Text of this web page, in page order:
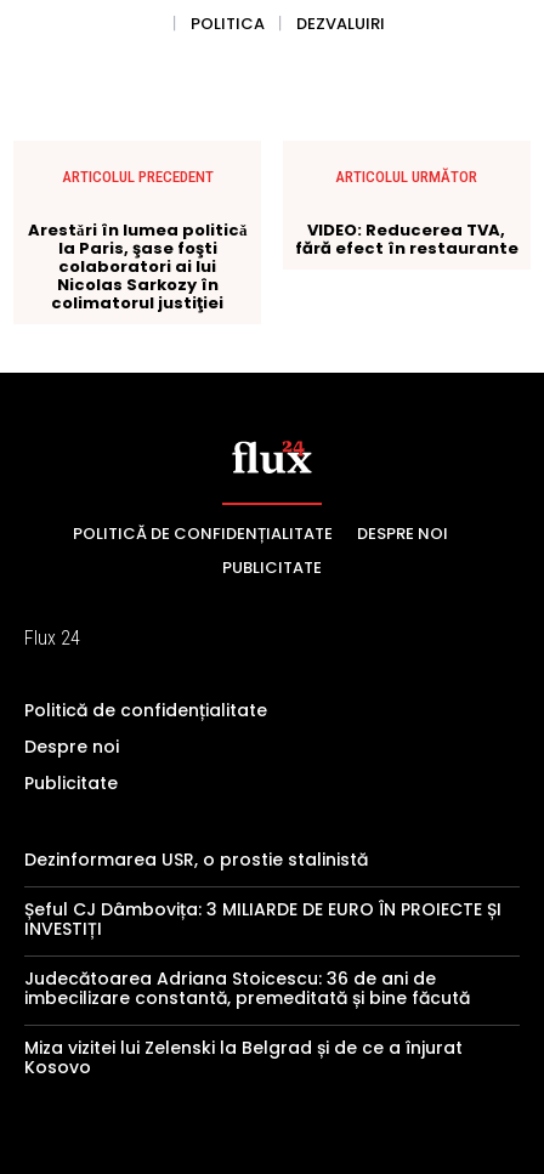
POLITICĂ DE CONFIDENȚIALITATE
DESPRE NOI
PUBLICITATE
Flux 24
Politică de confidențialitate
Despre noi
Publicitate
Dezinformarea USR, o prostie stalinistă
Șeful CJ Dâmbovița: 3 MILIARDE DE EURO ÎN PROIECTE ȘI
INVESTIȚI
Judecătoarea Adriana Stoicescu: 36 de ani de
imbecilizare constantă, premeditată și bine făcută
Miza vizitei lui Zelenski la Belgrad și de ce a înjurat
Kosovo